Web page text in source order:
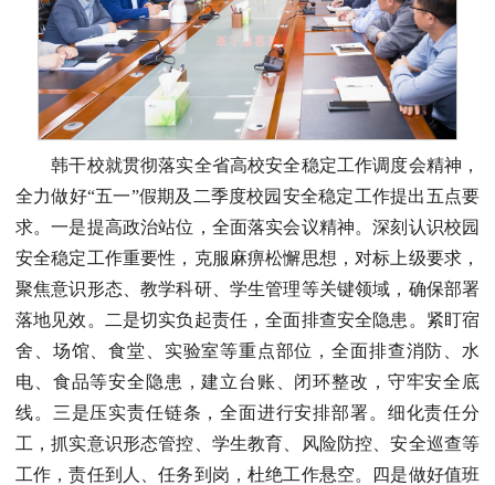
韩干校就贯彻落实全省高校安全稳定工作调度会精神，
全力做好“五一”假期及二季度校园安全稳定工作提出五点要
求。一是提高政治站位，全面落实会议精神。深刻认识校园
安全稳定工作重要性，克服麻痹松懈思想，对标上级要求，
聚焦意识形态、教学科研、学生管理等关键领域，确保部署
落地见效。二是切实负起责任，全面排查安全隐患。紧盯宿
舍、场馆、食堂、实验室等重点部位，全面排查消防、水
电、食品等安全隐患，建立台账、闭环整改，守牢安全底
线。三是压实责任链条，全面进行安排部署。细化责任分
工，抓实意识形态管控、学生教育、风险防控、安全巡查等
工作，责任到人、任务到岗，杜绝工作悬空。四是做好值班